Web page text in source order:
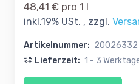
48,41 € pro 1 l
inkl.19% USt. , zzgl.
Artikelnummer: 20026332
Lieferzeit: 1 - 3